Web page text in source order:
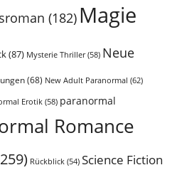
(182) Magie
(87) Mysterie Thriller(58) Neue
(68) New Adult Paranormal (62)
Erotik (58) paranormal
Romance
Rückblick (54) Science Fiction